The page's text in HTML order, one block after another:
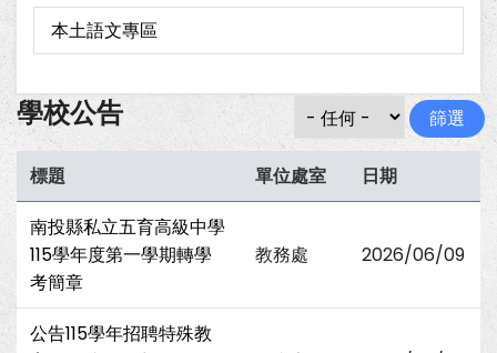
本土語文專區
學校公告
標題 單位處室
日期
南投縣私立五育高級中學
115學年度第一學期轉學
考簡章
教務處 2026/06/09
公告115學年招聘特殊教